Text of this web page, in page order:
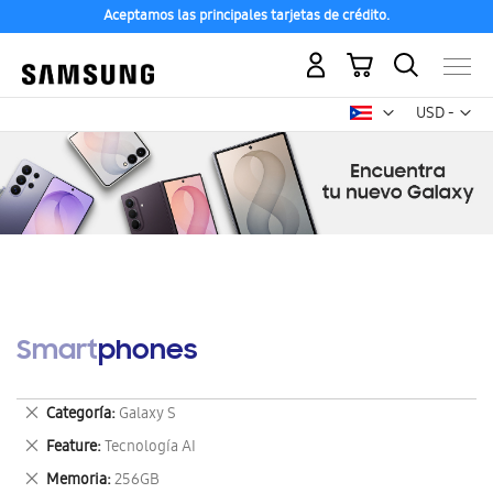
Aceptamos las principales tarjetas de crédito.
USD -
dólar
Mi carrito
Smartphones
Categoría Galaxy S
Eliminar
este
artículo
Feature Tecnología AI
Eliminar
este
Memoria 256GB
Eliminar